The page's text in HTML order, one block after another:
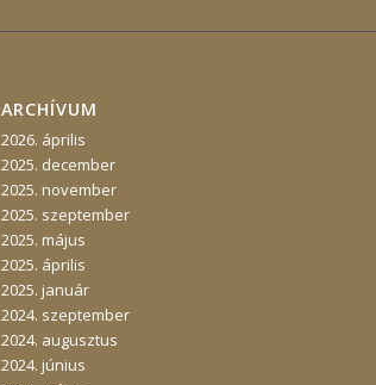
ARCHÍVUM
2026. április
2025. december
2025. november
2025. szeptember
2025. május
2025. április
2025. január
2024. szeptember
2024. augusztus
2024. június